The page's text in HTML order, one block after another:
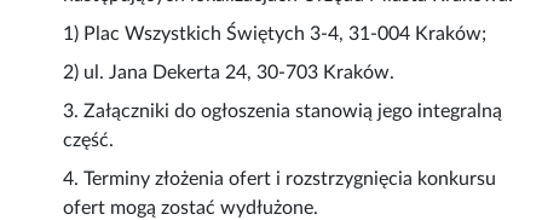
1) Plac Wszystkich Świętych 3-4, 31-004 Kraków;
2) ul. Jana Dekerta 24, 30-703 Kraków.
3. Załączniki do ogłoszenia stanowią jego integralną
część.
4. Terminy złożenia ofert i rozstrzygnięcia konkursu
ofert mogą zostać wydłużone.